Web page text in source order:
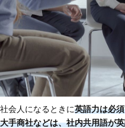
社会人になるときに英語力は必
大手商社などは、社内共用語が